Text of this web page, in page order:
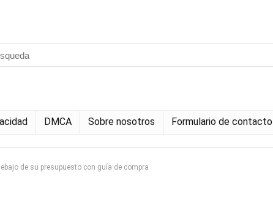
DMCA Sobre nosotros Formulario de contacto
de su presupuesto con guía de compra